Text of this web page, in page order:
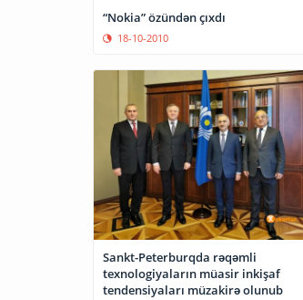
“Nokia” özündən çıxdı
18-10-2010
Sankt-Peterburqda rəqəmli
texnologiyaların müasir inkişaf
tendensiyaları müzakirə olunub